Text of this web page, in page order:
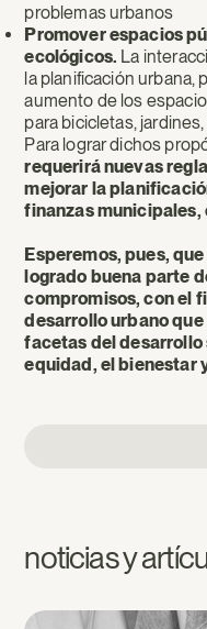
problemas urbanos
Promover espacios
ecológicos. La
la planificación urbana,
aumento de los
para bicicletas,
Para lograr dichos
requerirá nuevas
mejorar la
finanzas municipales,
Esperemos, pues,
logrado buena parte
compromisos, con el
desarrollo urbano
facetas del
equidad, el bienestar
noticias y